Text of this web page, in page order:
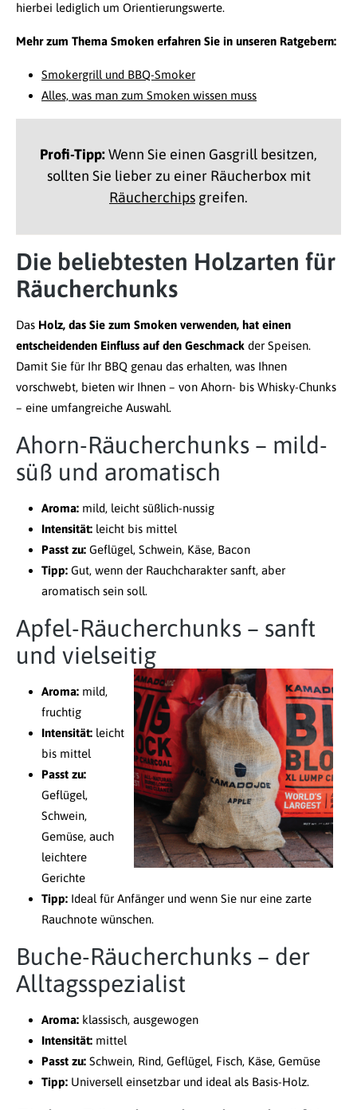
hierbei lediglich um Orientierungswerte.
Mehr zum Thema Smoken erfahren Sie in unseren Ratgebern:
Smokergrill und BBQ-Smoker
Alles, was man zum Smoken wissen muss
Profi-Tipp:Wenn Sie einen Gasgrill besitzen,
sollten Sie lieber zu einer Räucherbox mit
Räucherchips greifen.
Die beliebtesten Holzarten für
Räucherchunks
Das Holz, das Sie zum Smoken verwenden, hat einen
entscheidenden Einfluss auf den Geschmack der Speisen.
Damit Sie für Ihr BBQ genau das erhalten, was Ihnen
vorschwebt, bieten wir Ihnen – von Ahorn- bis Whisky-Chunks
– eine umfangreiche Auswahl.
Ahorn-Räucherchunks – mild-
süß und aromatisch
Aroma: mild, leicht süßlich-nussig
Intensität: leicht bis mittel
Passt zu: Geflügel, Schwein, Käse, Bacon
Tipp: Gut, wenn der Rauchcharakter sanft, aber
aromatisch sein soll.
Apfel-Räucherchunks – sanft
und vielseitig
Aroma: mild,
fruchtig
Intensität: leicht
bis mittel
Passt zu:
Geflügel,
Schwein,
Gemüse, auch
leichtere
Gerichte
Tipp: Ideal für Anfänger und wenn Sie nur eine zarte
Rauchnote wünschen.
Buche-Räucherchunks – der
Alltagsspezialist
Aroma: klassisch, ausgewogen
Intensität: mittel
Passt zu: Schwein, Rind, Geflügel, Fisch, Käse, Gemüse
Tipp: Universell einsetzbar und ideal als Basis-Holz.